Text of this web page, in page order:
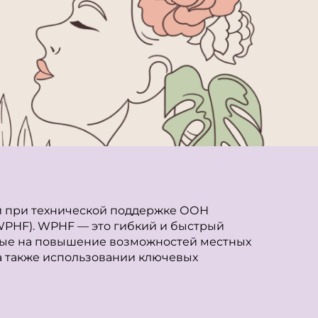
при технической поддержке ООН
WPHF — это гибкий и быстрый
на повышение возможностей местных
использовании ключевых